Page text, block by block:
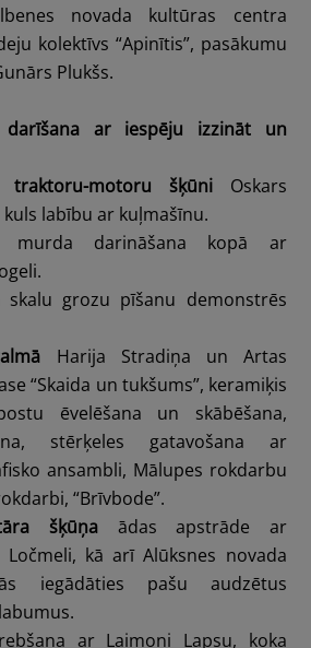
novada kultūras centra
kolektīvs “Apinītis”, pasākumu
Plukšs.
darīšana ar iespēju izzināt un
motoru šķūniOskars
labību ar kuļmašīnu.
darināšana kopā ar
skalu grozu pīšanu demonstrēs
Harija Stradiņa un Artas
“Skaida un tukšums”, keramiķis
ēvelēšana un skābēšana,
stērķeles gatavošana ar
ansambli, Mālupes rokdarbu
“Brīvbode”.
šķūņa ādas apstrāde ar
Ločmeli, kā arī Alūksnes novada
iegādāties pašu audzētus
ar Laimoni Lapsu, koka